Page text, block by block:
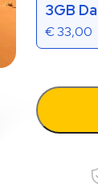
3GB
€33,00